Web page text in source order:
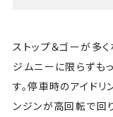
ストップ＆ゴーが多
ジムニーに限らずも
す。停車時のアイド
ンジンが高回転で回